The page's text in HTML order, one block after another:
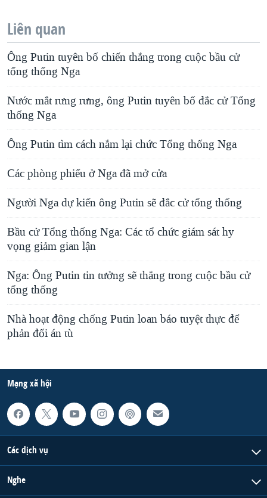
Liên quan
Ông Putin tuyên bố chiến thắng trong cuộc bầu cử
tổng thống Nga
Nước mắt rưng rưng, ông Putin tuyên bố đắc cử Tổng
thống Nga
Ông Putin tìm cách nắm lại chức Tổng thống Nga
Các phòng phiếu ở Nga đã mở cửa
Người Nga dự kiến ông Putin sẽ đắc cử tổng thống
Bầu cử Tổng thống Nga: Các tổ chức giám sát hy
vọng giảm gian lận
Nga: Ông Putin tin tưởng sẽ thắng trong cuộc bầu cử
tổng thống
Nhà hoạt động chống Putin loan báo tuyệt thực để
phản đối án tù
Mạng xã hội
Các dịch vụ
Nghe